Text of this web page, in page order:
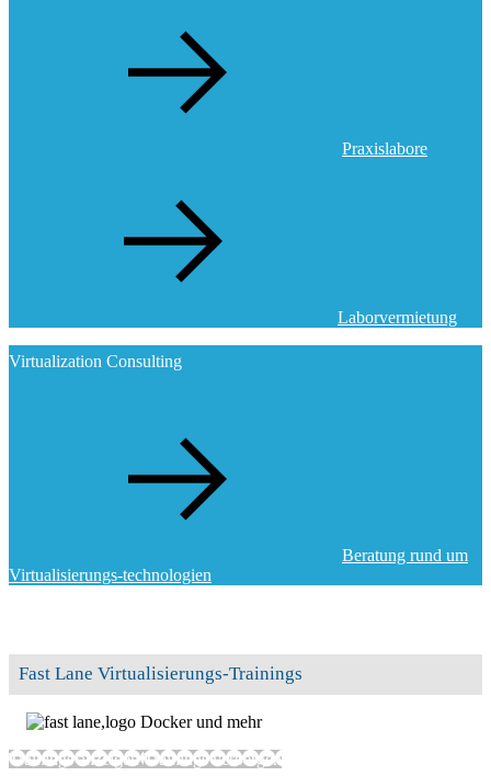
Praxislabore
Laborvermietung
Virtualization Consulting
Beratung rund um
Virtualisierungs-technologien
Fast Lane Virtualisierungs-Trainings
Docker und mehr
Trainings anzeigenTrainings verbergen